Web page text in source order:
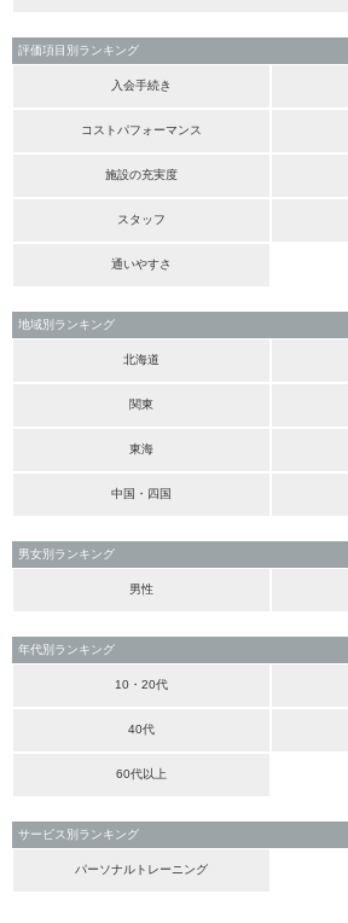
評価項目別ランキング
入会手続き
コストパフォーマンス
施設の充実度
スタッフ
通いやすさ
地域別ランキング
北海道
関東
東海
中国・四国
男女別ランキング
男性
年代別ランキング
10・20代
40代
60代以上
サービス別ランキング
パーソナルトレーニング